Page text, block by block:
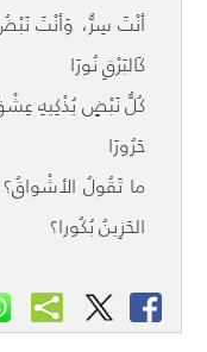
أنْتَ سِرٌّ، وَأنْتَ
كَالبَرْقِ نُورَا
كُلُّ نَبْضٍ يُذْكِيهِ
حَرُورَا
ما تَقُولُ
الحَزِينُ بُكُورا؟